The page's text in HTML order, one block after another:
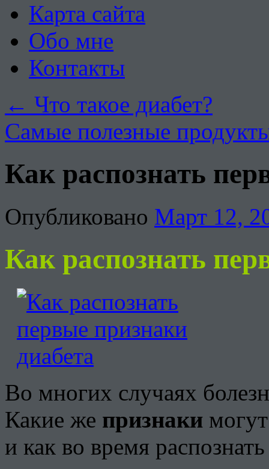
Карта сайта
Обо мне
Контакты
← Что такое диабет?
Самые полезные
Как распознать
Опубликовано Март 12,
Как распознать
Во многих случаях
Какие же признаки
и как во время